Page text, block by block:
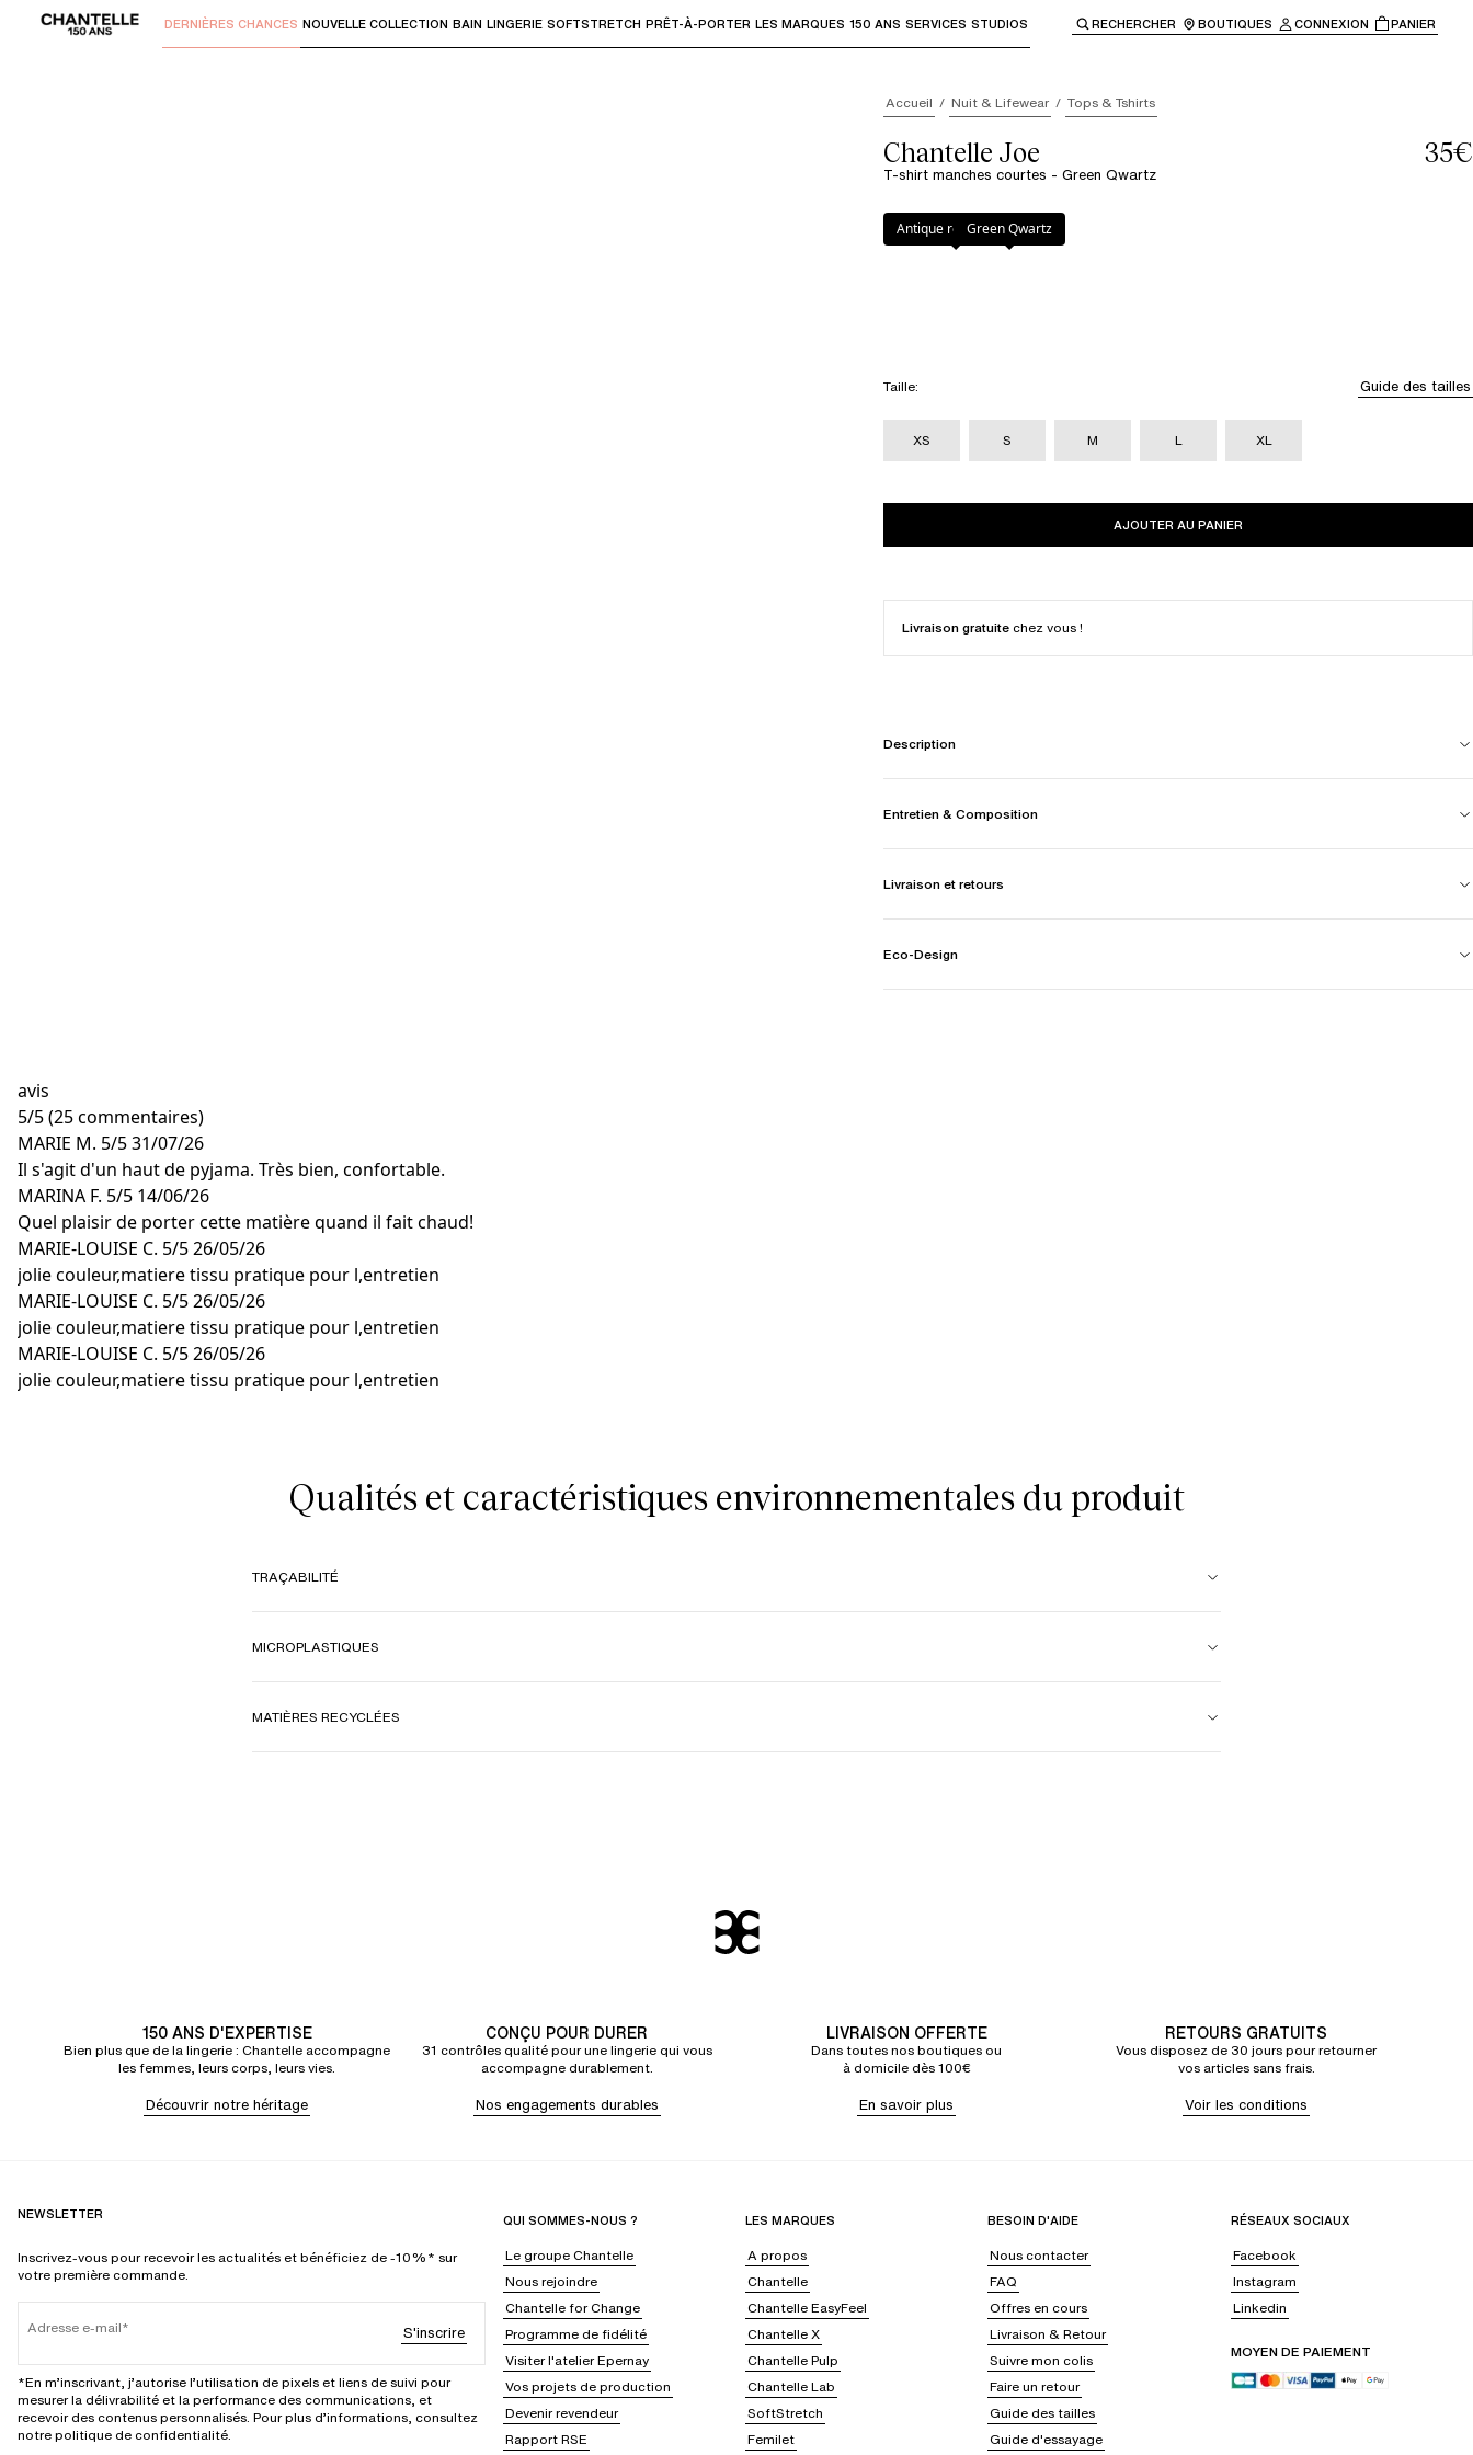
Utilisez "Flèche bas" ou "Entrer" pour accéder aux sous-menus et "Flèche haut" ou "Échap" pour revenir à la navigation principale.
DERNIÈRES CHANCES NOUVELLE COLLECTION BAIN LINGERIE SOFTSTRETCH PRÊT-À-PORTER LES MARQUES 150 ANS SERVICES STUDIOS RECHERCHER BOUTIQUES CONNEXION PANIER
Accueil Nuit & Lifewear Tops & Tshirts
Chantelle Joe
T-shirt manches courtes - Green Qwartz
35€
Couleur:Green Qwartz
Antique rose snake
Green Qwartz
Taille: Guide des tailles
XS S M L XL
AJOUTER AU PANIER
Livraison gratuite chez vous !
Description
Entretien & Composition
Livraison et retours
Eco-Design
avis
5/5(25 commentaires)
MARIE M. 5/531/07/26
Il s'agit d'un haut de pyjama. Très bien, confortable.
MARINA F. 5/5 14/06/26
Quel plaisir de porter cette matière quand il fait chaud!
MARIE-LOUISE C. 5/526/05/26
jolie couleur,matiere tissu pratique pour l,entretien
MARIE-LOUISE C. 5/526/05/26
jolie couleur,matiere tissu pratique pour l,entretien
MARIE-LOUISE C. 5/526/05/26
jolie couleur,matiere tissu pratique pour l,entretien
Qualités et caractéristiques environnementales du produit
TRAÇABILITÉ
MICROPLASTIQUES
MATIÈRES RECYCLÉES
150 ANS D'EXPERTISE
Bien plus que de la lingerie : Chantelle accompagne
les femmes, leurs corps, leurs vies.
Découvrir notre héritage
CONÇU POUR DURER
31 contrôles qualité pour une lingerie qui vous
accompagne durablement.
Nos engagements durables
LIVRAISON OFFERTE
Dans toutes nos boutiques ou
à domicile dès 100€
En savoir plus
RETOURS GRATUITS
Vous disposez de 30 jours pour retourner
vos articles sans frais.
Voir les conditions
NEWSLETTER
Inscrivez-vous pour recevoir les actualités et bénéficiez de -10%* sur
votre première commande.
Adresse e-mail S'inscrire
*En m’inscrivant, j’autorise l’utilisation de pixels et liens de suivi pour
mesurer la délivrabilité et la performance des communications, et
recevoir des contenus personnalisés. Pour plus d’informations, consultez
notre politique de confidentialité.
QUI SOMMES-NOUS ?
Le groupe Chantelle
Nous rejoindre
Chantelle for Change
Programme de fidélité
Visiter l'atelier Epernay
Vos projets de production
Devenir revendeur
Rapport RSE
LES MARQUES
A propos
Chantelle
Chantelle EasyFeel
Chantelle X
Chantelle Pulp
Chantelle Lab
SoftStretch
Femilet
BESOIN D'AIDE
Nous contacter
FAQ
Offres en cours
Livraison & Retour
Suivre mon colis
Faire un retour
Guide des tailles
Guide d'essayage
RÉSEAUX SOCIAUX
Facebook
Instagram
Linkedin
MOYEN DE PAIEMENT